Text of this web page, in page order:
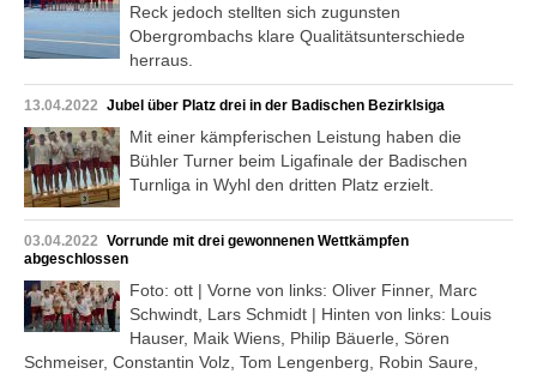
Reck jedoch stellten sich zugunsten
Obergrombachs klare Qualitätsunterschiede
herraus.
13.04.2022 Jubel über Platz drei in der Badischen Bezirklsiga
Mit einer kämpferischen Leistung haben die
Bühler Turner beim Ligafinale der Badischen
Turnliga in Wyhl den dritten Platz erzielt.
03.04.2022 Vorrunde mit drei gewonnenen Wettkämpfen
abgeschlossen
Foto: ott | Vorne von links: Oliver Finner, Marc
Schwindt, Lars Schmidt | Hinten von links: Louis
Hauser, Maik Wiens, Philip Bäuerle, Sören
Schmeiser, Constantin Volz, Tom Lengenberg, Robin Saure,